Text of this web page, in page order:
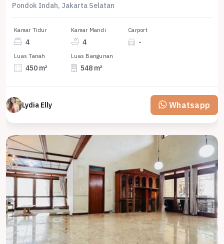
Pondok Indah, Jakarta Selatan
Kamar Tidur
4
Kamar Mandi
4
Carport
-
Luas Tanah
450 m²
Luas Bangunan
548 m²
Lydia Elly Whatsapp